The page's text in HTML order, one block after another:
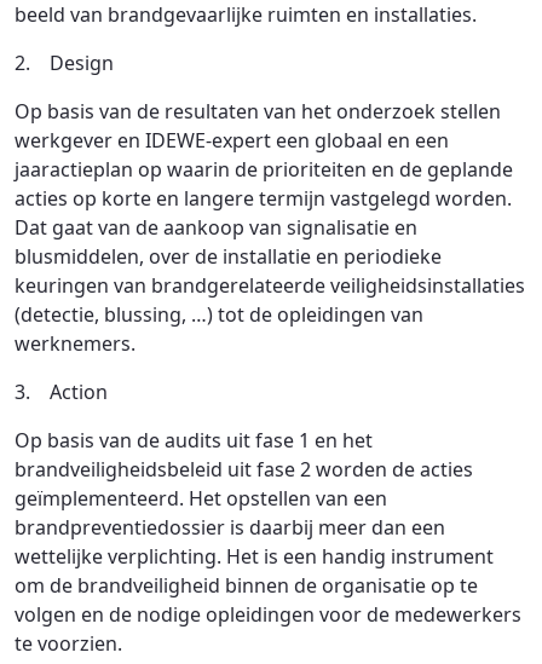
beeld van brandgevaarlijke ruimten en installaties.
2. Design
Op basis van de resultaten van het onderzoek stellen
werkgever en IDEWE-expert een globaal en een
jaaractieplan op waarin de prioriteiten en de geplande
acties op korte en langere termijn vastgelegd worden.
Dat gaat van de aankoop van signalisatie en
blusmiddelen, over de installatie en periodieke
keuringen van brandgerelateerde veiligheidsinstallaties
(detectie, blussing, …) tot de opleidingen van
werknemers.
3. Action
Op basis van de audits uit fase 1 en het
brandveiligheidsbeleid uit fase 2 worden de acties
geïmplementeerd. Het opstellen van een
brandpreventiedossier is daarbij meer dan een
wettelijke verplichting. Het is een handig instrument
om de brandveiligheid binnen de organisatie op te
volgen en de nodige opleidingen voor de medewerkers
te voorzien.